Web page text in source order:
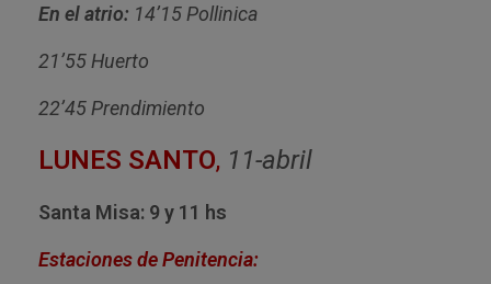
En el atrio: 14’15 Pollinica
21’55 Huerto
22’45 Prendimiento
LUNES SANTO, 11-abril
Santa Misa: 9 y 11 hs
Estaciones de Penitencia: